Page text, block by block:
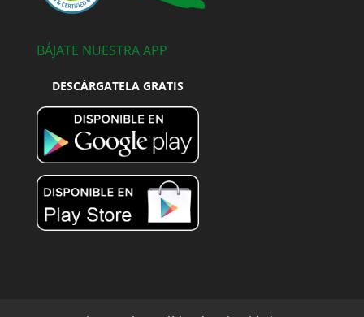
BÁJATE NUESTRA APP
DESCÁRGATELA GRATIS